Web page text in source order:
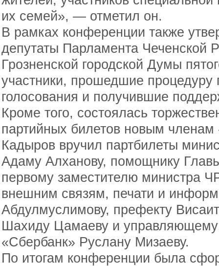
их семей», — отметил он.
В рамках конференции также
депутаты Парламента Чеченской
Грозненской городской Думы
участники, прошедшие процедуру
голосования и получившие
Кроме того, состоялась
партийных билетов новым
Кадыров вручил партбилеты
Адаму Алханову, помощнику
первому заместителю министра
внешним связям, печати и
Абдулмуслимову, префекту
Шахиду Цамаеву и
«Сбербанк» Руслану Мизаеву.
По итогам конференции была